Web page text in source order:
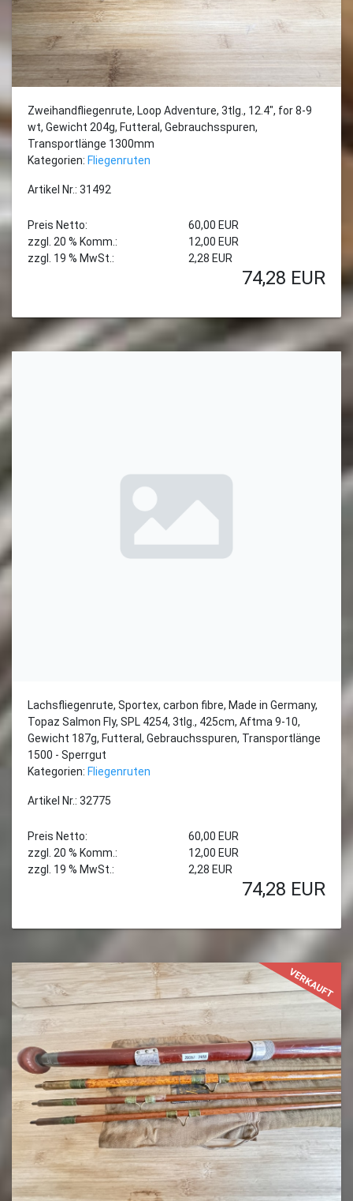
Zweihandfliegenrute, Loop Adventure, 3tlg., 12.4", for 8-9
wt, Gewicht 204g, Futteral, Gebrauchsspuren,
Transportlänge 1300mm
Kategorien: Fliegenruten
Artikel Nr.: 31492
Preis Netto:
60,00 EUR
zzgl. 20 % Komm.:
12,00 EUR
zzgl. 19 % MwSt.:
2,28 EUR
74,28 EUR
Lachsfliegenrute, Sportex, carbon fibre, Made in Germany,
Topaz Salmon Fly, SPL 4254, 3tlg., 425cm, Aftma 9-10,
Gewicht 187g, Futteral, Gebrauchsspuren, Transportlänge
1500 - Sperrgut
Kategorien: Fliegenruten
Artikel Nr.: 32775
Preis Netto:
60,00 EUR
zzgl. 20 % Komm.:
12,00 EUR
zzgl. 19 % MwSt.:
2,28 EUR
74,28 EUR
VERKAUFT